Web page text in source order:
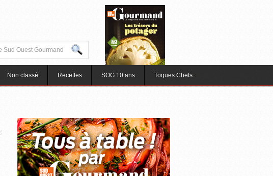
Non classé Recettes SOG 10 ans Toques Chefs